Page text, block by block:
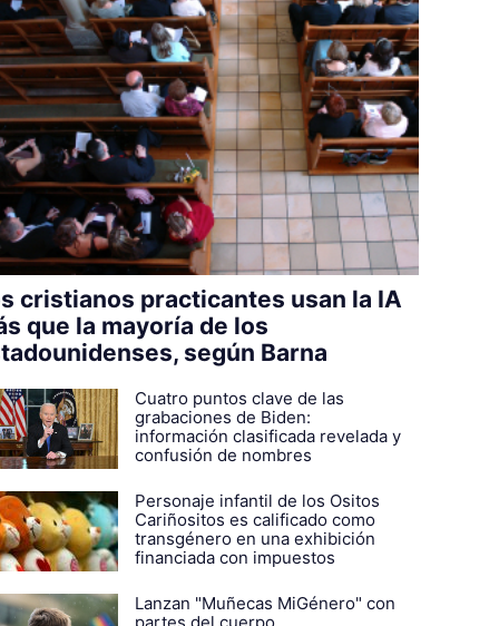
cristianos practicantes usan la IA
que la mayoría de los
según Barna
Cuatro puntos clave de las
grabaciones de Biden:
información clasificada revelada y
confusión de nombres
Personaje infantil de los Ositos
Cariñositos es calificado como
transgénero en una exhibición
financiada con impuestos
Lanzan "Muñecas MiGénero" con